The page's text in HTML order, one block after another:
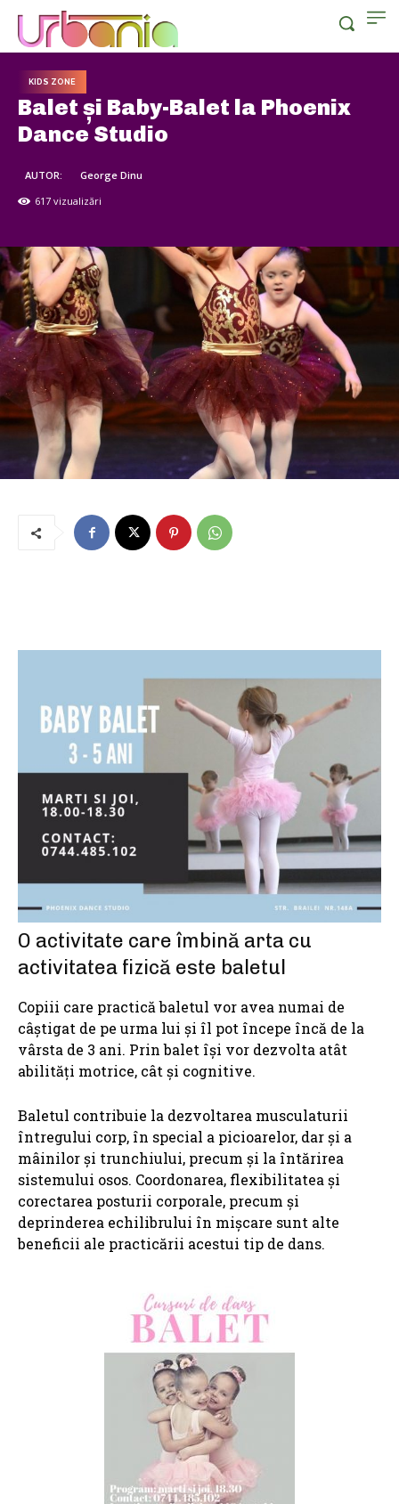
KIDS ZONE
Balet și Baby-Balet la Phoenix
Dance Studio
AUTOR:
George Dinu
617 vizualizări
O activitate care îmbină arta cu
activitatea fizică este baletul
Copiii care practică baletul vor avea numai de
câștigat de pe urma lui și îl pot începe încă de la
vârsta de 3 ani. Prin balet își vor dezvolta atât
abilități motrice, cât și cognitive.
Baletul contribuie la dezvoltarea musculaturii
întregului corp, în special a picioarelor, dar și a
mâinilor și trunchiului, precum și la întărirea
sistemului osos. Coordonarea, flexibilitatea şi
corectarea posturii corporale, precum și
deprinderea echilibrului în mișcare sunt alte
beneficii ale practicării acestui tip de dans.